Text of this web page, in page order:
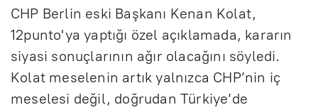
CHP Berlin eski Başkanı Kenan Kolat,
12punto'ya yaptığı özel açıklamada, kararın
siyasi sonuçlarının ağır olacağını söyledi.
Kolat meselenin artık yalnızca CHP’nin iç
meselesi değil, doğrudan Türkiye’de